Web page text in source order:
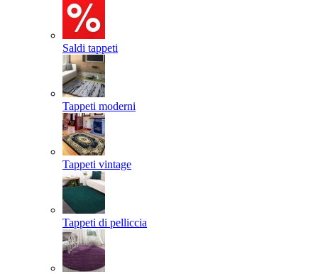
Saldi tappeti
Tappeti moderni
Tappeti vintage
Tappeti di pelliccia